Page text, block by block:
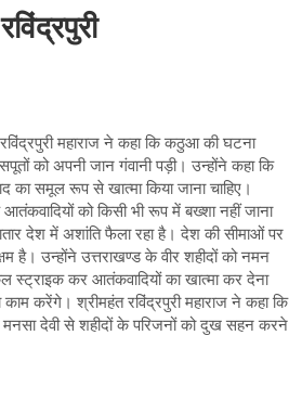
महाराज ने कहा कि कठुआ की घटना
को अपनी जान गंवानी पड़ी। उन्होंने कहा कि
का समूल रूप से खात्मा किया जाना चाहिए।
को किसी भी रूप में बख्शा नहीं जाना
देश में अशांति फैला रहा है। देश की सीमाओं पर
है। उन्होंने उत्तराखण्ड के वीर शहीदों को नमन
स्ट्राइक कर आतंकवादियों का खात्मा कर देना
करेंगे। श्रीमहंत रविंद्रपुरी महाराज ने कहा कि
मनसा देवी से शहीदों के परिजनों को दुख सहन करने